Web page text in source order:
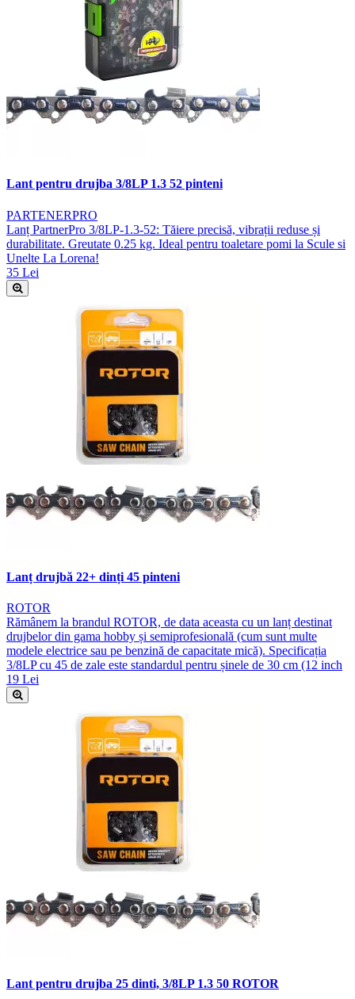
Lant pentru drujba 3/8LP 1.3 52 pinteni
PARTENERPRO
Lanț PartnerPro 3/8LP-1.3-52: Tăiere precisă, vibrații reduse și
durabilitate. Greutate 0.25 kg. Ideal pentru toaletare pomi la Scule si
Unelte La Lorena!
35 Lei
Lanț drujbă 22+ dinți 45 pinteni
ROTOR
Rămânem la brandul ROTOR, de data aceasta cu un lanț destinat
drujbelor din gama hobby și semiprofesională (cum sunt multe
modele electrice sau pe benzină de capacitate mică). Specificația
3/8LP cu 45 de zale este standardul pentru șinele de 30 cm (12 inch
19 Lei
Lant pentru drujba 25 dinti, 3/8LP 1.3 50 ROTOR